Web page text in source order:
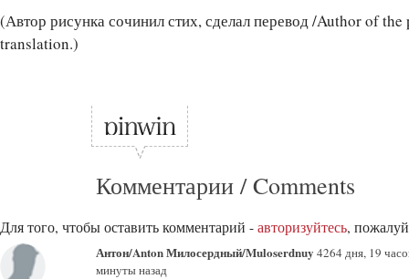
(Автор рисунка сочинил стих, сделал перевод /Author of
translation.)
Комментарии / Comments
Для того, чтобы оставить комментарий - авторизуйтесь,
Антон/Anton Милосердный/Muloserdnuy 4264 дня, 19
минуты назад